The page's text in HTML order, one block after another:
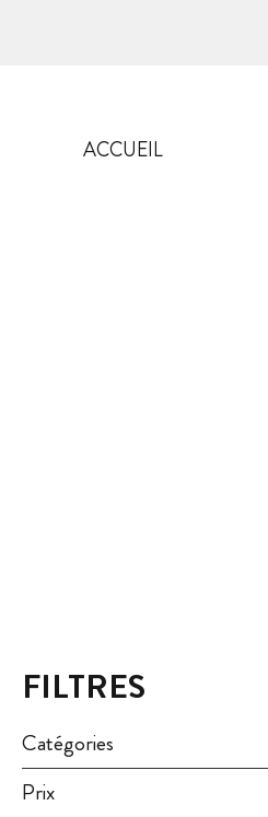
ACCUEIL
FILTRES
Catégories
Prix